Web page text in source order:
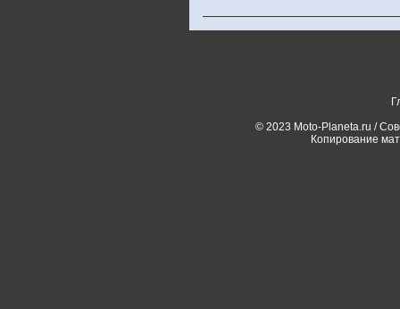
© 2023 Moto-Planeta.ru /
Копирование